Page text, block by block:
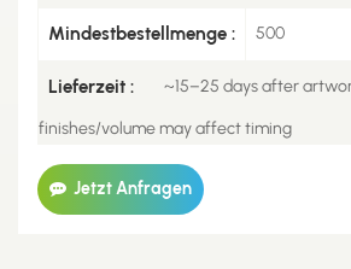
Mindestbestellmenge : 500
Lieferzeit : ~15–25 days after
finishes/volume may affect timing
Jetzt Anfragen